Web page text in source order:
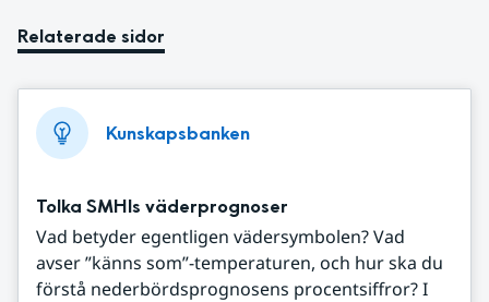
Relaterade sidor
Kunskapsbanken
Tolka SMHIs väderprognoser
Vad betyder egentligen vädersymbolen? Vad
avser ”känns som”-temperaturen, och hur ska du
förstå nederbördsprognosens procentsiffror? I